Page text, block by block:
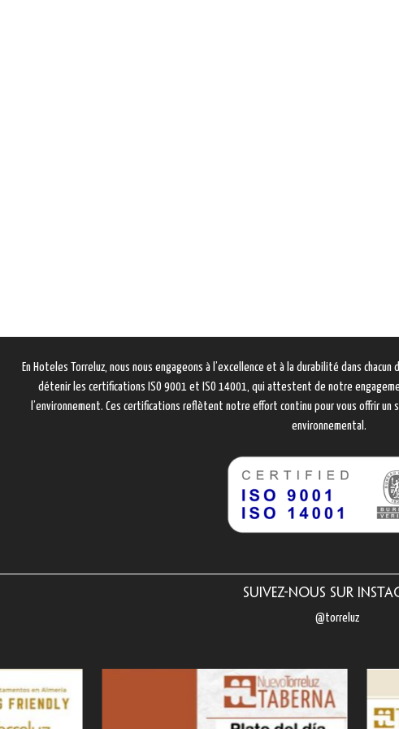
En Hoteles Torreluz, nous nous engageons à l’excellence et à la durabilité dans
détenir les certifications ISO 9001 et ISO 14001, qui attestent de notre
l’environnement. Ces certifications reflètent notre effort continu pour vous offrir
environnemental.
Suivez-nous sur
@torreluz